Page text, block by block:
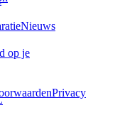
Nieuws
op je
Privacy